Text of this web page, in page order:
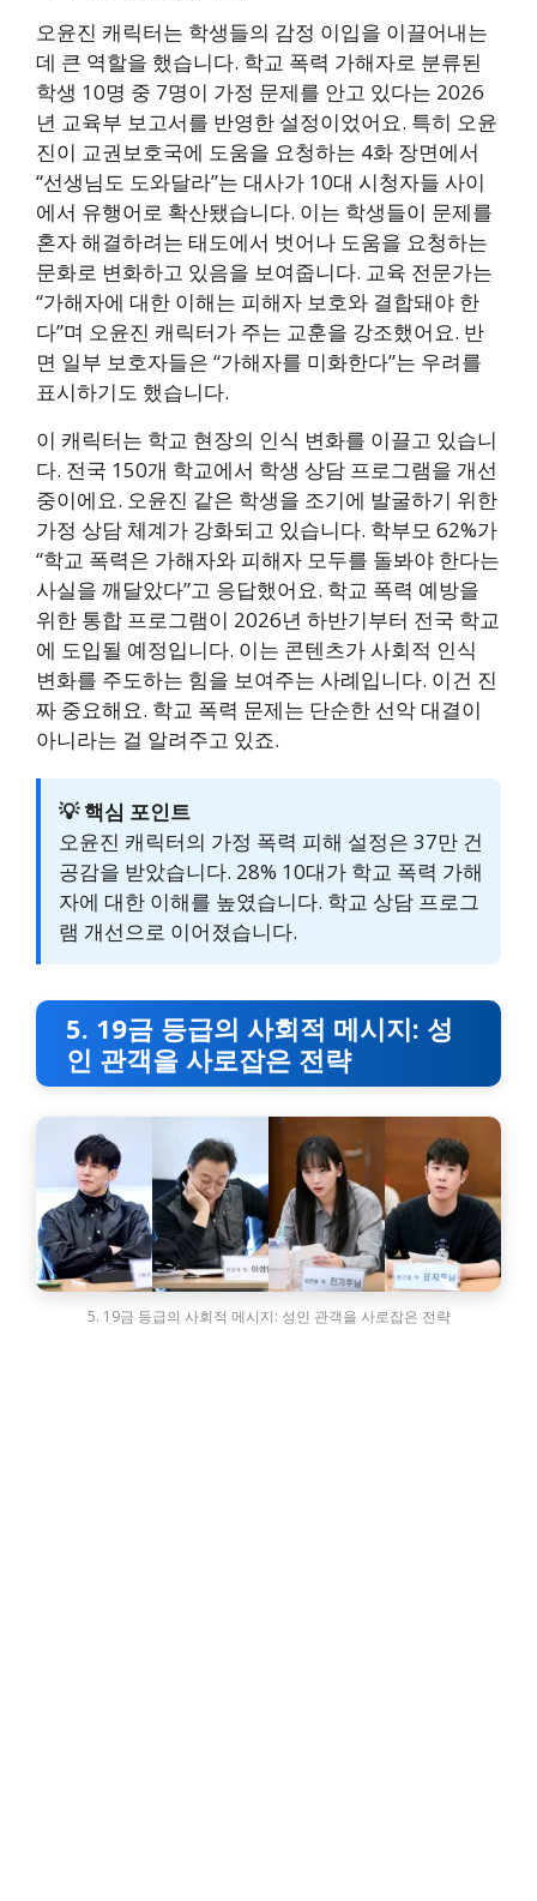
오윤진 캐릭터는 학생들의 감정 이입을 이끌어내는
데 큰 역할을 했습니다. 학교 폭력 가해자로 분류된
학생 10명 중 7명이 가정 문제를 안고 있다는 2026
년 교육부 보고서를 반영한 설정이었어요. 특히 오윤
진이 교권보호국에 도움을 요청하는 4화 장면에서
“선생님도 도와달라”는 대사가 10대 시청자들 사이
에서 유행어로 확산됐습니다. 이는 학생들이 문제를
혼자 해결하려는 태도에서 벗어나 도움을 요청하는
문화로 변화하고 있음을 보여줍니다. 교육 전문가는
“가해자에 대한 이해는 피해자 보호와 결합돼야 한
다”며 오윤진 캐릭터가 주는 교훈을 강조했어요. 반
면 일부 보호자들은 “가해자를 미화한다”는 우려를
표시하기도 했습니다.
이 캐릭터는 학교 현장의 인식 변화를 이끌고 있습니
다. 전국 150개 학교에서 학생 상담 프로그램을 개선
중이에요. 오윤진 같은 학생을 조기에 발굴하기 위한
가정 상담 체계가 강화되고 있습니다. 학부모 62%가
“학교 폭력은 가해자와 피해자 모두를 돌봐야 한다는
사실을 깨달았다”고 응답했어요. 학교 폭력 예방을
위한 통합 프로그램이 2026년 하반기부터 전국 학교
에 도입될 예정입니다. 이는 콘텐츠가 사회적 인식
변화를 주도하는 힘을 보여주는 사례입니다. 이건 진
짜 중요해요. 학교 폭력 문제는 단순한 선악 대결이
아니라는 걸 알려주고 있죠.
💡 핵심 포인트
오윤진 캐릭터의 가정 폭력 피해 설정은 37만 건
공감을 받았습니다. 28% 10대가 학교 폭력 가해
자에 대한 이해를 높였습니다. 학교 상담 프로그
램 개선으로 이어졌습니다.
5. 19금 등급의 사회적 메시지: 성
인 관객을 사로잡은 전략
5. 19금 등급의 사회적 메시지: 성인 관객을 사로잡은 전략